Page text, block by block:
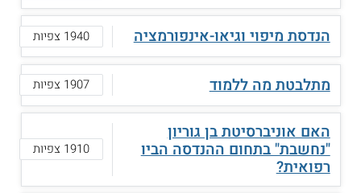
הנדסת מיפוי וגיאו-אינפורמציה 1940 צפיות
מתלבטת מה ללמוד 1907 צפיות
האם אוניברסיטת בן גוריון
"נחשבת" בתחום ההנדסה הביו
רפואית?
1910 צפיות